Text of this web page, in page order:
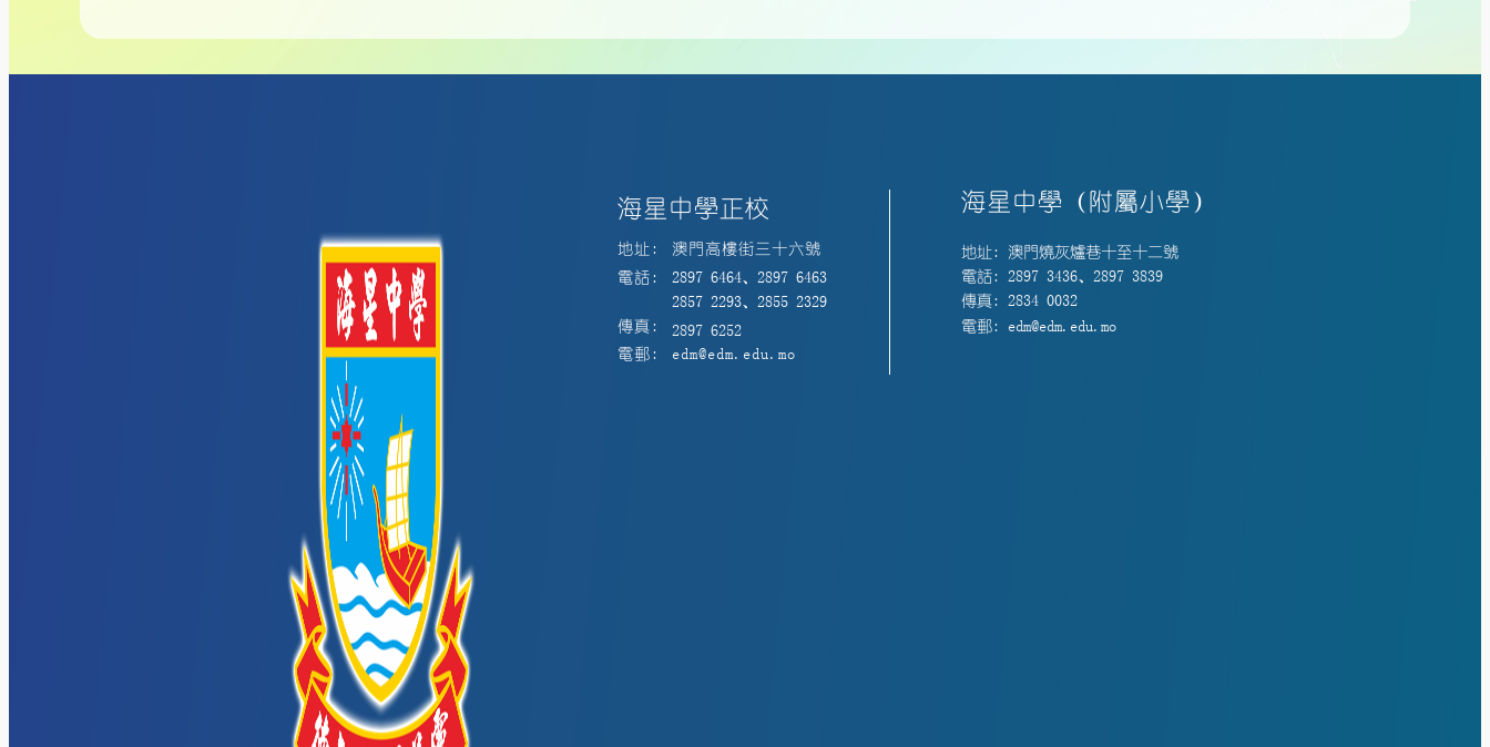
海星中學正校
地址:
澳門高樓街三十六號
電話:
2897 6464、2897 6463
2857 2293、2855 2329
傳真:
2897 6252
電郵:
edm@edm.edu.mo
海星中學（附屬小學）
地址: 澳門燒灰爐巷十至十二號
電話: 2897 3436、2897 3839
傳真: 2834 0032
電郵: edm@edm.edu.mo